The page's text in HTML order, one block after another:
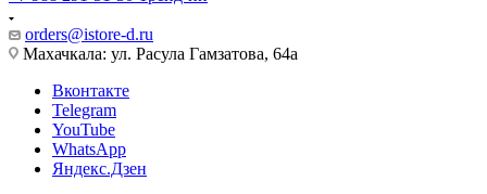
orders@istore-d.ru
Махачкала: ул. Расула Гамзатова, 64а
Вконтакте
Telegram
YouTube
WhatsApp
Яндекс.Дзен